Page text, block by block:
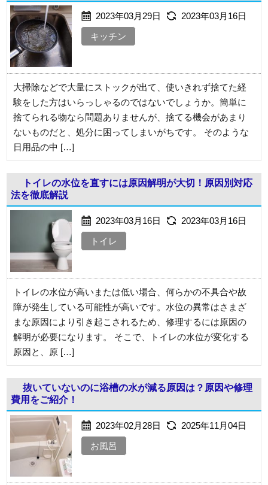
2023年03月29日
2023年03月16日
キッチン
大掃除などで大量にストックが出て、使いきれず捨てた経
験をした方はいらっしゃるのではないでしょうか。簡単に
捨てられる物なら問題ありませんが、捨てる機会があまり
ないものだと、処分に困ってしまいがちです。 そのような
日用品の中 […]
トイレの水位を直すには原因解明が大切！原因別対応
法を徹底解説
2023年03月16日
2023年03月16日
トイレ
トイレの水位が高いまたは低い場合、何らかの不具合や故
障が発生している可能性が高いです。水位の異常はさまざ
まな原因により引き起こされるため、修理するには原因の
解明が必要になります。 そこで、トイレの水位が変化する
原因と、原 […]
抜いていないのに浴槽の水が減る原因は？原因や修理
費用をご紹介！
2023年02月28日
2025年11月04日
お風呂